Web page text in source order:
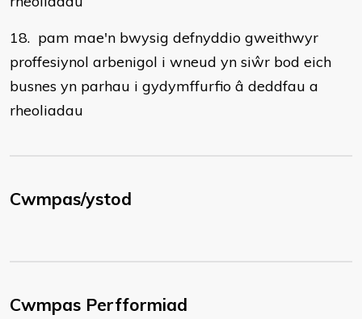
18. pam mae'n bwysig defnyddio gweithwyr
proffesiynol arbenigol i wneud yn siŵr bod eich
busnes yn parhau i gydymffurfio â deddfau a
rheoliadau
Cwmpas/ystod
Cwmpas Perfformiad